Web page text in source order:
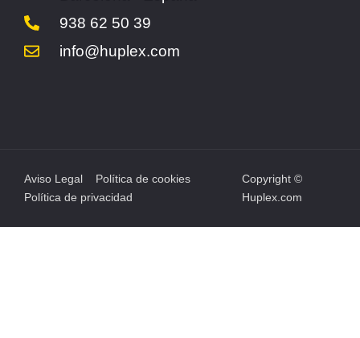
938 62 50 39
info@huplex.com
Aviso Legal
Política de cookies
Política de privacidad
Copyright ©
Huplex.com